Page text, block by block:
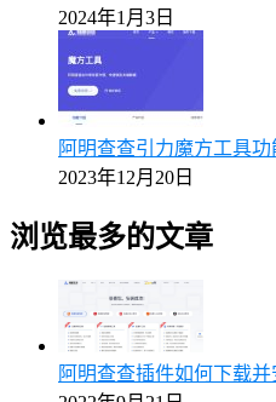
2024年1月3日
阿明查查引力魔方工具
2023年12月20日
浏览最多的文章
阿明查查插件如何下载并